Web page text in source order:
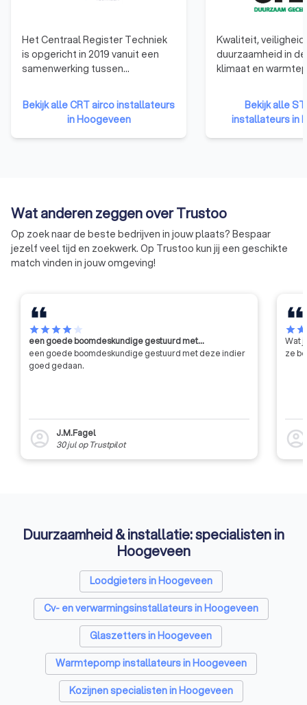
betrouwbare service komen in de top 10 terecht.
op eerlijke en transparante reviews van andere klanten.
Vraag direct offertes aan en geniet deze zomer van een
heerlijke koele leefruimte.
Het Centraal Register Techniek
is opgericht in 2019 vanuit een
samenwerking tussen
Techniek Nederland, vakbonden
CNV vakmensen en FNV Metaal,
brancheorganisatie NVKL
(luchtbehandeling en
helpen om betrouwbare
informatie beschikbaar te maken
over vakmanschap in de
installatietechniek. Wij doen dat
voor een deel zelf met onze
helpen ook andere organisaties
in de branche om producten te
ontwikkelen voor vakbedrijven en
vakspecialisten.
Bekijk alle CRT airco installateurs
in Hoogeveen
Kwaliteit, veiligheid
duurzaamheid in
klimaat en
1992 maken wij
(in)directe
koudetechniek
Wij zijn er voor alle
eigenaren /
koelinstallaties en
Ons werk kent drie
bedrijfscertificaten
Bekijk alle
installateurs in
Wat anderen zeggen over Trustoo
Op zoek naar de beste bedrijven in jouw plaats? Bespaar
jezelf veel tijd en zoekwerk. Op Trustoo kun jij een geschikte
match vinden in jouw omgeving!
starstarstarstarstar
een goede boomdeskundige gestuurd met…
een goede boomdeskundige gestuurd met deze indier
goed gedaan.
account_circle
J.M.Fagel
30 julop Trustpilot
starstar
Wat
ze
account_circle
Duurzaamheid & installatie: specialisten in
Hoogeveen
Loodgieters in Hoogeveen
Cv- en verwarmingsinstallateurs in Hoogeveen
Glaszetters in Hoogeveen
Warmtepomp installateurs in Hoogeveen
Kozijnen specialisten in Hoogeveen